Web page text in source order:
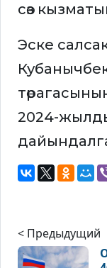
сөз
Эске
2024-
< Предыдущий